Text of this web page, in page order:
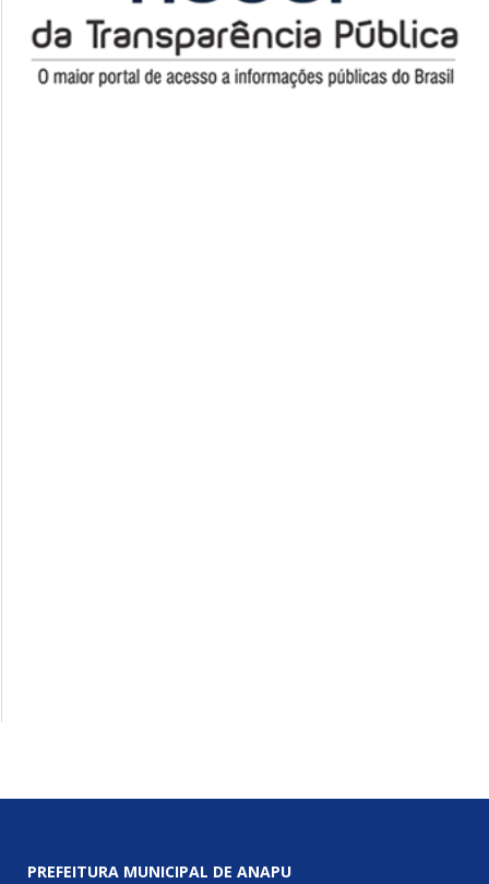
PREFEITURA MUNICIPAL DE ANAPU